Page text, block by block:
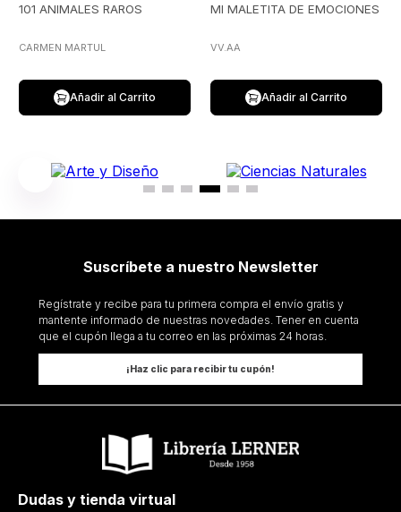
101 ANIMALES RAROS
CARMEN MARTUL
Añadir al Carrito
MI MALETITA DE EMOCIONES
VV.AA
Añadir al Carrito
Suscríbete a nuestro Newsletter
Regístrate y recibe para tu primera compra el envío gratis y
mantente informado de nuestras novedades. Tener en cuenta
que el cupón llega a tu correo en las próximas 24 horas.
¡Haz clic para recibir tu cupón!
Dudas y tienda virtual